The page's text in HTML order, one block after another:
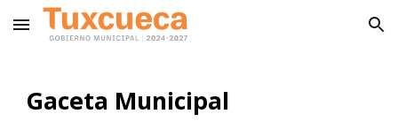
Skip to main content Skip to navigation
Gaceta Municipal